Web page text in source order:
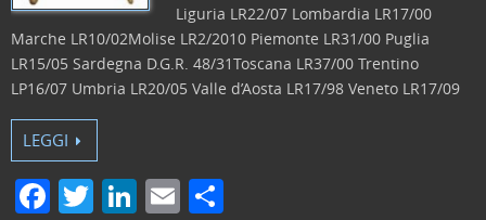
Liguria LR22/07 Lombardia LR17/00
Marche LR10/02Molise LR2/2010 Piemonte LR31/00 Puglia
LR15/05 Sardegna D.G.R. 48/31Toscana LR37/00 Trentino
LP16/07 Umbria LR20/05 Valle d’Aosta LR17/98 Veneto LR17/09
LEGGI
F T Li E